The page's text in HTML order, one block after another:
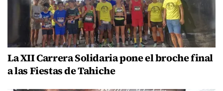
La XII Carrera Solidaria pone el broche final
a las Fiestas de Tahiche